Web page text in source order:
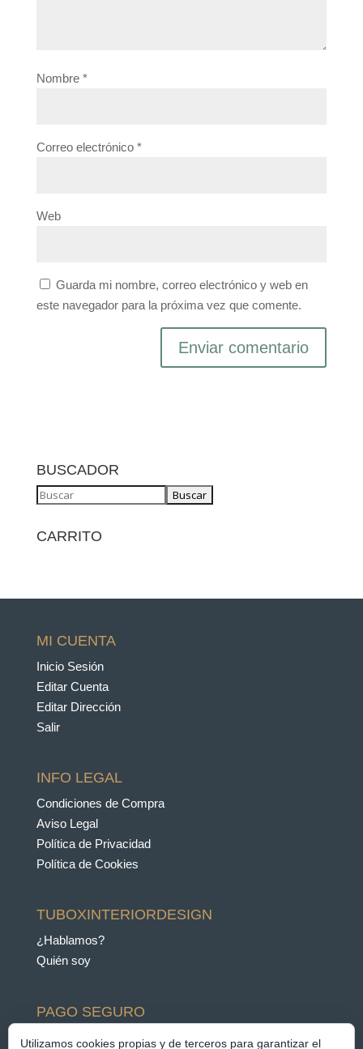
Nombre *
Correo electrónico *
Web
Guarda mi nombre, correo electrónico y web en
este navegador para la próxima vez que comente.
BUSCADOR
CARRITO
MI CUENTA
Inicio Sesión
Editar Cuenta
Editar Dirección
Salir
INFO LEGAL
Condiciones de Compra
Aviso Legal
Política de Privacidad
Política de Cookies
TUBOXINTERIORDESIGN
¿Hablamos?
Quién soy
PAGO SEGURO
Pago con Paypal y
Utilizamos cookies propias y de terceros para garantizar el